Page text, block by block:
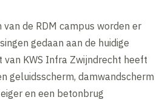
de RDM campus worden er
gedaan aan de huidige
van KWS Infra Zwijndrecht heeft
geluidsscherm, damwandscherm
en een betonbrug